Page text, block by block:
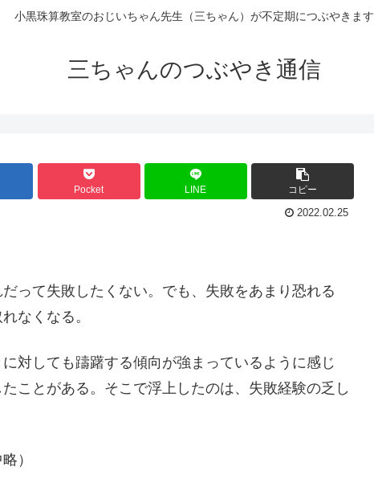
小黒珠算教室のおじいちゃん先生（三ちゃん）が不定期につぶやきます
三ちゃんのつぶやき通信
Pocket LINE コピー
2022.02.25
って失敗したくない。でも、失敗をあまり恐れる
なくなる。
対しても躊躇する傾向が強まっているように感じ
ことがある。そこで浮上したのは、失敗経験の乏し
）